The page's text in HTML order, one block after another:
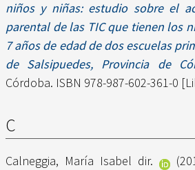
niños y niñas: estudio sobre el
parental de las TIC que tienen los
7 años de edad de dos escuelas
de Salsipuedes, Provincia de
Córdoba. ISBN 978-987-602-361-0
C
Calneggia, María Isabel dir.